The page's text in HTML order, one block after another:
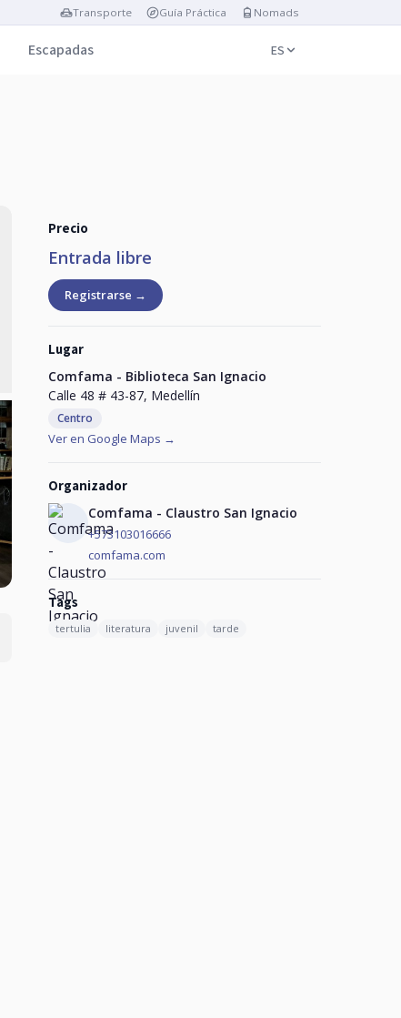
Transporte Guía Práctica Nomads
Escapadas ES
Precio
Entrada libre
Registrarse →
Lugar
Comfama - Biblioteca San Ignacio
Calle 48 # 43-87, Medellín
Centro
Ver en Google Maps →
Organizador
Comfama - Claustro San Ignacio
+573103016666
comfama.com
Tags
tertulia literatura juvenil tarde